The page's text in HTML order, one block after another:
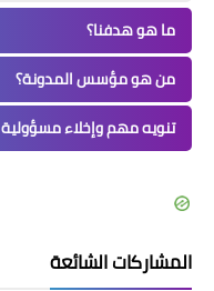
ما هو هدفنا؟
من هو مؤسس المدونة؟
تنويه مهم وإخلاء مسؤولية
المشاركات الشائعة